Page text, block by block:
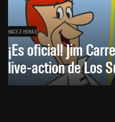
HACE 3 HORAS
¡Es oficial! Jim
live-action de Los